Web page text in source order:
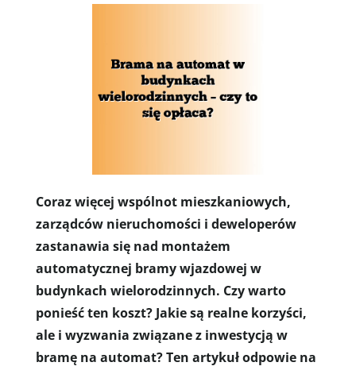
Coraz więcej wspólnot mieszkaniowych,
zarządców nieruchomości i deweloperów
zastanawia się nad montażem
automatycznej bramy wjazdowej w
budynkach wielorodzinnych. Czy warto
ponieść ten koszt? Jakie są realne korzyści,
ale i wyzwania związane z inwestycją w
bramę na automat? Ten artykuł odpowie na